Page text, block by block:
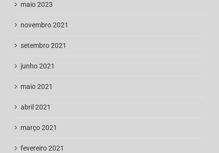
maio 2023
novembro 2021
setembro 2021
junho 2021
maio 2021
abril 2021
março 2021
fevereiro 2021